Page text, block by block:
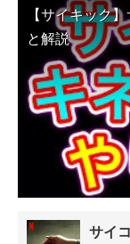
【サイキック
と解説
サイ